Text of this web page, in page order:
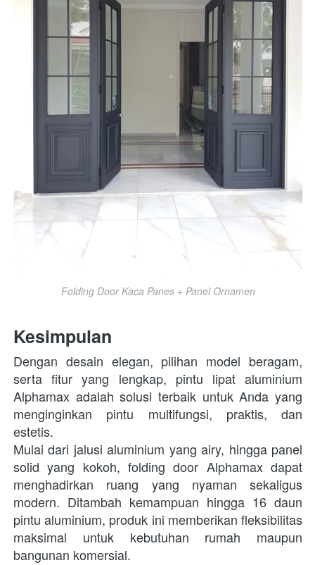
Folding Door Kaca Panes + Panel Ornamen
Kesimpulan
Dengan desain elegan, pilihan model beragam,
serta fitur yang lengkap, pintu lipat aluminium
Alphamax adalah solusi terbaik untuk Anda yang
menginginkan pintu multifungsi, praktis, dan
estetis.
Mulai dari jalusi aluminium yang airy, hingga panel
solid yang kokoh, folding door Alphamax dapat
menghadirkan ruang yang nyaman sekaligus
modern. Ditambah kemampuan hingga 16 daun
pintu aluminium, produk ini memberikan fleksibilitas
maksimal untuk kebutuhan rumah maupun
bangunan komersial.